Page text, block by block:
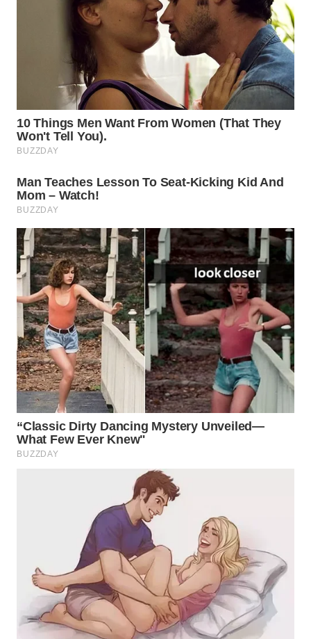
KEPULAUAN
SERIBU
TANGERANG
BINJAI
WN
CIREBON
WN
INDRAMAYU
WN
KUNINGAN
WN
MAJALENGKA
WN
PURWAKARTA
WN